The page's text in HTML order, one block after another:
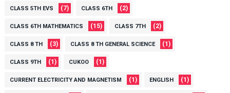
CLASS 5TH EVS (7) CLASS 6TH (2)
CLASS 6TH MATHEMATICS (15) CLASS 7TH (2)
CLASS 8 TH (3) CLASS 8 TH GENERAL SCIENCE (1)
CLASS 9TH (1) CUKOO (1)
CURRENT ELECTRICITY AND MAGNETISM (1) ENGLISH (1)